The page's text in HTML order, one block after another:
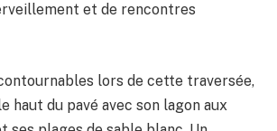
et de rencontres
lors de cette traversée,
haut du pavé avec son lagon aux